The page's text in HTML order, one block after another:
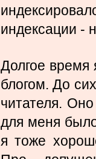
индексации -
Долгое время
блогом. До
читателя.
для меня
я тоже